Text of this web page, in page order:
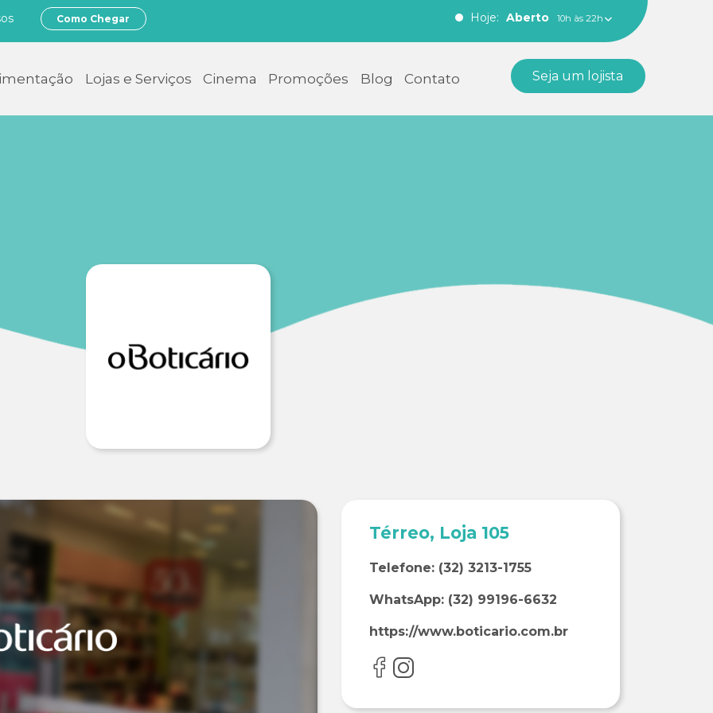
Como Chegar Hoje: Aberto 10h às 22h
Lojas e Serviços Cinema Promoções Blog Contato Seja um lojista
Térreo, Loja 105
Telefone: (32) 3213-1755
WhatsApp: (32) 99196-6632
https://www.boticario.com.br